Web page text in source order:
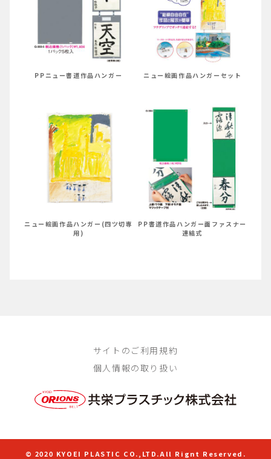
PPニュー書道作品ハンガー ニュー絵画作品ハンガーセット
ニュー絵画作品ハンガー(四ツ切専
用)
PP書道作品ハンガー面ファスナー
連結式
サイトのご利用規約
個人情報の取り扱い
© 2020 KYOEI PLASTIC CO.,LTD.All Rignt Reserved.